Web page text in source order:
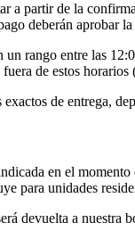
a partir de la
deberán aprobar
rango entre las
de estos
de entrega,
en el
para unidades
devuelta a